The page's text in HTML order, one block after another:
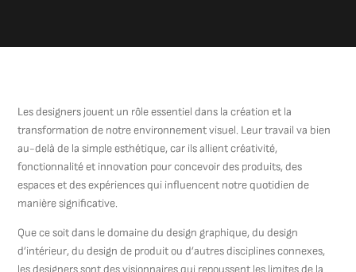
Les designers jouent un rôle essentiel dans la création et la
transformation de notre environnement visuel. Leur travail va bien
au-delà de la simple esthétique, car ils allient créativité,
fonctionnalité et innovation pour concevoir des produits, des
espaces et des expériences qui influencent notre quotidien de
manière significative.
Que ce soit dans le domaine du design graphique, du design
d’intérieur, du design de produit ou d’autres disciplines connexes,
les designers sont des visionnaires qui repoussent les limites de la